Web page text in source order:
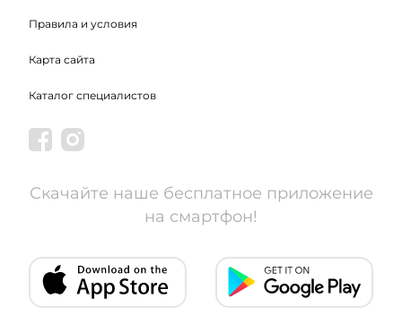
Правила и условия
Карта сайта
Каталог специалистов
Скачайте наше бесплатное приложение
на смартфон!